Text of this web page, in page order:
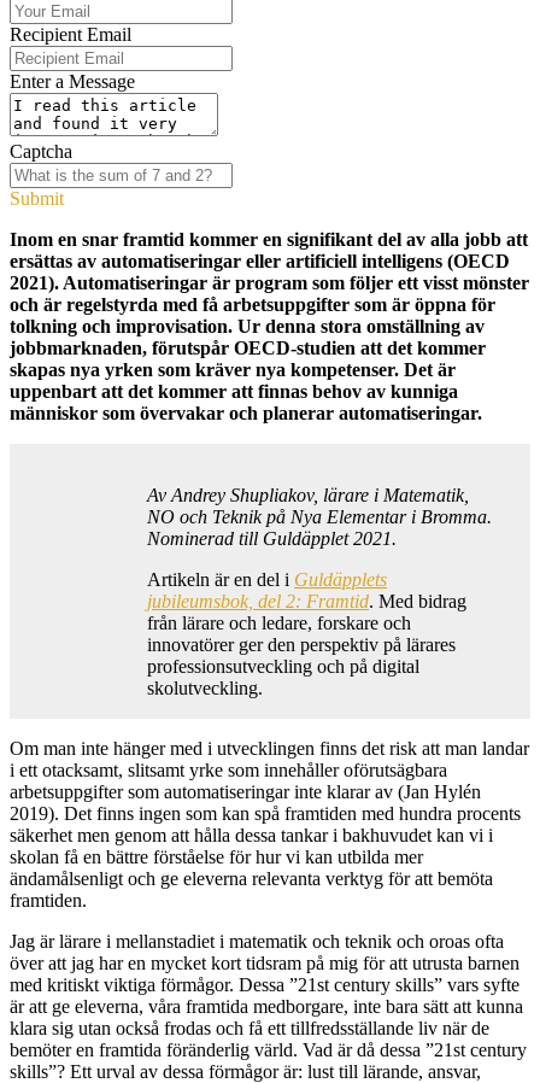
Recipient Email
Enter a Message
Captcha
Submit
Inom en snar framtid kommer en signifikant del av alla jobb att
ersättas av automatiseringar eller artificiell intelligens (OECD
2021). Automatiseringar är program som följer ett visst mönster
och är regelstyrda med få arbetsuppgifter som är öppna för
tolkning och improvisation. Ur denna stora omställning av
jobbmarknaden, förutspår OECD-studien att det kommer
skapas nya yrken som kräver nya kompetenser. Det är
uppenbart att det kommer att finnas behov av kunniga
människor som övervakar och planerar automatiseringar.
Av Andrey Shupliakov, lärare i Matematik,
NO och Teknik på Nya Elementar i Bromma.
Nominerad till Guldäpplet 2021.
Artikeln är en del i Guldäpplets
jubileumsbok, del 2: Framtid. Med bidrag
från lärare och ledare, forskare och
innovatörer ger den perspektiv på lärares
professionsutveckling och på digital
skolutveckling.
Om man inte hänger med i utvecklingen finns det risk att man landar
i ett otacksamt, slitsamt yrke som innehåller oförutsägbara
arbetsuppgifter som automatiseringar inte klarar av (Jan Hylén
2019). Det finns ingen som kan spå framtiden med hundra procents
säkerhet men genom att hålla dessa tankar i bakhuvudet kan vi i
skolan få en bättre förståelse för hur vi kan utbilda mer
ändamålsenligt och ge eleverna relevanta verktyg för att bemöta
framtiden.
Jag är lärare i mellanstadiet i matematik och teknik och oroas ofta
över att jag har en mycket kort tidsram på mig för att utrusta barnen
med kritiskt viktiga förmågor. Dessa ”21st century skills” vars syfte
är att ge eleverna, våra framtida medborgare, inte bara sätt att kunna
klara sig utan också frodas och få ett tillfredsställande liv när de
bemöter en framtida föränderlig värld. Vad är då dessa ”21st century
skills”? Ett urval av dessa förmågor är: lust till lärande, ansvar,